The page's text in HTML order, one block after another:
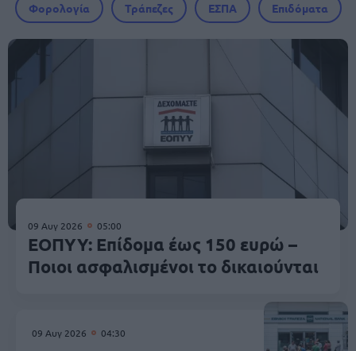
Φορολογία Τράπεζες ΕΣΠΑ Επιδόματα
09 Αυγ 2026 05:00
ΕΟΠΥΥ: Επίδομα έως 150 ευρώ –
Ποιοι ασφαλισμένοι το δικαιούνται
09 Αυγ 2026 04:30